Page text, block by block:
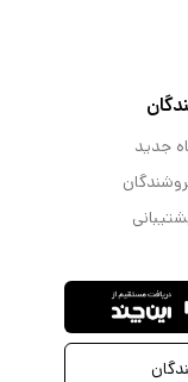
جدید